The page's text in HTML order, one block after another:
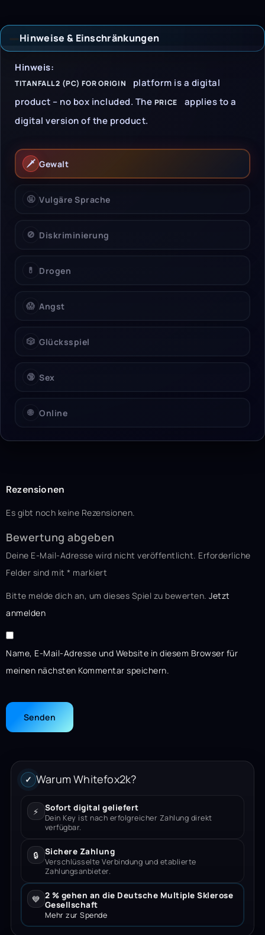
Hinweise & Einschränkungen
Hinweise &
Hinweis:
TITANFALL 2 (PC) FOR ORIGIN
platform is a digital
product – no box included. The PRICE
applies to a
digital version of the product.
🗡️ Gewalt
🤬 Vulgäre Sprache
🚫 Diskriminierung
💊 Drogen
😱 Angst
🎲 Glücksspiel
🔞 Sex
🌐 Online
Rezensionen
Es gibt noch keine Rezensionen.
Bewertung abgeben
Deine E-Mail-Adresse wird nicht veröffentlicht. Erforderliche
Felder sind mit * markiert
Bitte melde dich an, um dieses Spiel zu bewerten. Jetzt
anmelden
Name, E-Mail-Adresse und Website in diesem Browser für
meinen nächsten Kommentar speichern.
✓ Warum Whitefox2k?
⚡ Sofort digital geliefert
Dein Key ist nach erfolgreicher Zahlung direkt
verfügbar.
🔒 Sichere Zahlung
Verschlüsselte Verbindung und etablierte
Zahlungsanbieter.
💙 2 % gehen an die Deutsche Multiple Sklerose
Gesellschaft
Mehr zur Spende